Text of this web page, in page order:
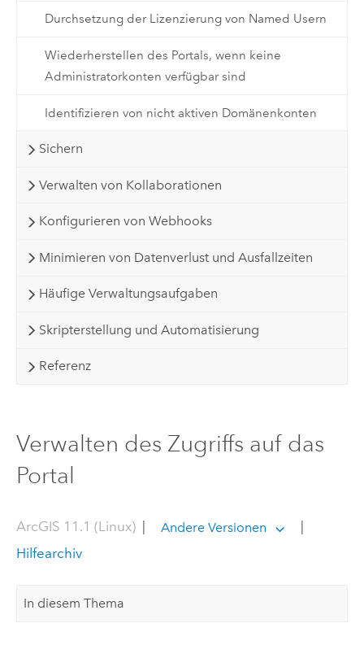
Durchsetzung der Lizenzierung von Named Usern
Wiederherstellen des Portals, wenn keine
Administratorkonten verfügbar sind
Identifizieren von nicht aktiven Domänenkonten
Sichern
Verwalten von Kollaborationen
Konfigurieren von Webhooks
Minimieren von Datenverlust und Ausfallzeiten
Häufige Verwaltungsaufgaben
Skripterstellung und Automatisierung
Referenz
Verwalten des Zugriffs auf das
Portal
ArcGIS 11.1 (Linux)| Andere Versionen
Hilfearchiv
In diesem Thema